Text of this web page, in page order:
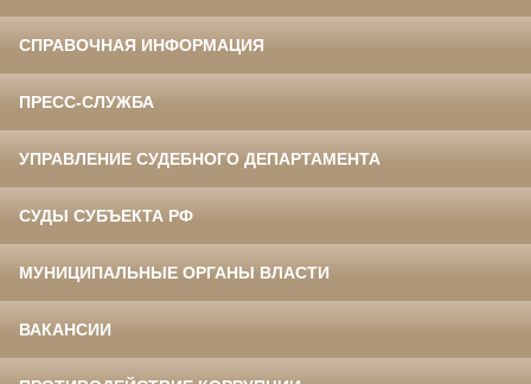
СПРАВОЧНАЯ ИНФОРМАЦИЯ
ПРЕСС-СЛУЖБА
УПРАВЛЕНИЕ СУДЕБНОГО ДЕПАРТАМЕНТА
СУДЫ СУБЪЕКТА РФ
МУНИЦИПАЛЬНЫЕ ОРГАНЫ ВЛАСТИ
ВАКАНСИИ